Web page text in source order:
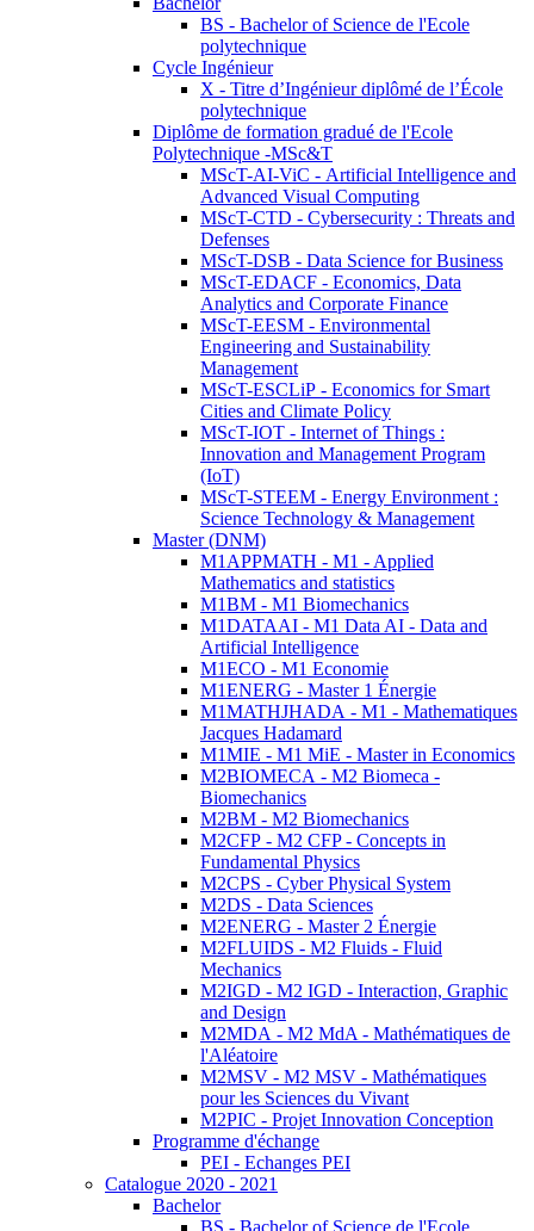
BS - Bachelor of Science de l'Ecole
polytechnique
Cycle Ingénieur
X - Titre d’Ingénieur diplômé de l’École
polytechnique
Diplôme de formation gradué de l'Ecole
Polytechnique -MSc&T
MScT-AI-ViC - Artificial Intelligence and
Advanced Visual Computing
MScT-CTD - Cybersecurity : Threats and
Defenses
MScT-DSB - Data Science for Business
MScT-EDACF - Economics, Data
Analytics and Corporate Finance
MScT-EESM - Environmental
Engineering and Sustainability
Management
MScT-ESCLiP - Economics for Smart
Cities and Climate Policy
MScT-IOT - Internet of Things :
Innovation and Management Program
(IoT)
MScT-STEEM - Energy Environment :
Science Technology & Management
Master (DNM)
M1APPMATH - M1 - Applied
Mathematics and statistics
M1BM - M1 Biomechanics
M1DATAAI - M1 Data AI - Data and
Artificial Intelligence
M1ECO - M1 Economie
M1ENERG - Master 1 Énergie
M1MATHJHADA - M1 - Mathematiques
Jacques Hadamard
M1MIE - M1 MiE - Master in Economics
M2BIOMECA - M2 Biomeca -
Biomechanics
M2BM - M2 Biomechanics
M2CFP - M2 CFP - Concepts in
Fundamental Physics
M2CPS - Cyber Physical System
M2DS - Data Sciences
M2ENERG - Master 2 Énergie
M2FLUIDS - M2 Fluids - Fluid
Mechanics
M2IGD - M2 IGD - Interaction, Graphic
and Design
M2MDA - M2 MdA - Mathématiques de
l'Aléatoire
M2MSV - M2 MSV - Mathématiques
pour les Sciences du Vivant
M2PIC - Projet Innovation Conception
Programme d'échange
PEI - Echanges PEI
Catalogue 2020 - 2021
Bachelor
BS - Bachelor of Science de l'Ecole